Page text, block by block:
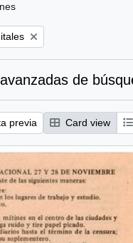
de
previa Card view